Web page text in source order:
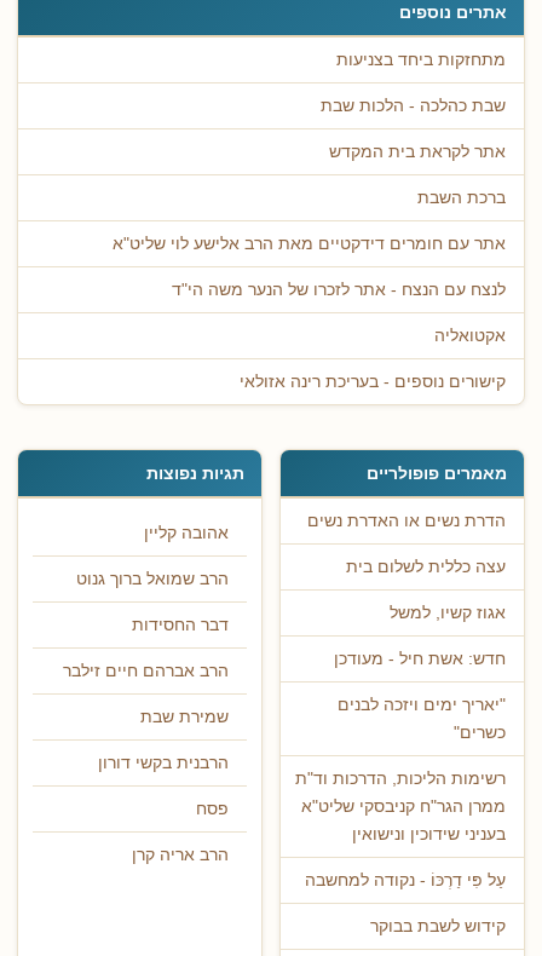
אתרים נוספים
מתחזקות ביחד בצניעות
שבת כהלכה - הלכות שבת
אתר לקראת בית המקדש
ברכת השבת
אתר עם חומרים דידקטיים מאת הרב אלישע לוי שליט"א
לנצח עם הנצח - אתר לזכרו של הנער משה הי"ד
אקטואליה
קישורים נוספים - בעריכת רינה אזולאי
מאמרים פופולריים
הדרת נשים או האדרת נשים
עצה כללית לשלום בית
אגוז קשיו, למשל
חדש: אשת חיל - מעודכן
"יאריך ימים ויזכה לבנים
כשרים"
רשימות הליכות, הדרכות וד"ת
ממרן הגר"ח קניבסקי שליט"א
בעניני שידוכין ונישואין
עַל פִּי דַרְכּוֹ - נקודה למחשבה
קידוש לשבת בבוקר
תגיות נפוצות
אהובה קליין
הרב שמואל ברוך גנוט
דבר החסידות
הרב אברהם חיים זילבר
שמירת שבת
הרבנית בקשי דורון
פסח
הרב אריה קרן